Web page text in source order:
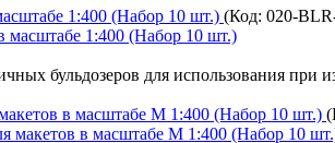
1:400 (Набор 10 шт.) (Код: 020-
бульдозеров для использования
в масштабе М 1:400 (Набор 10 шт.)